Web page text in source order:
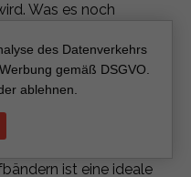
Was es noch
wunderbares
Tag wird.
für die Braut
Geschenk zur
ist eine ideale
des Datenverkehrs
gemäß DSGVO.
ablehnen.